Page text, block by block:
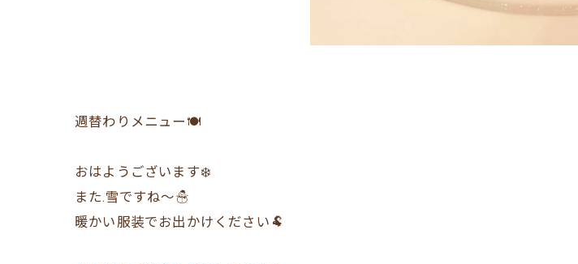
週替わりメニュー🍽
おはようございます❄️
また.雪ですね〜☃️
暖かい服装でお出かけください🐏